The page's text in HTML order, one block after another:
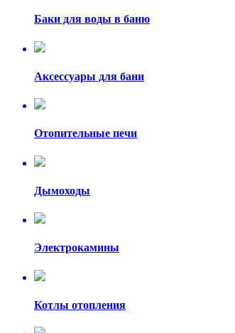
Баки для воды в баню
Аксессуары для бани
Отопительные печи
Дымоходы
Электрокамины
Котлы отопления